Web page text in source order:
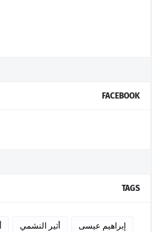
FACEBOOK
TAGS
إبراهيم عيسى أثير النشمي